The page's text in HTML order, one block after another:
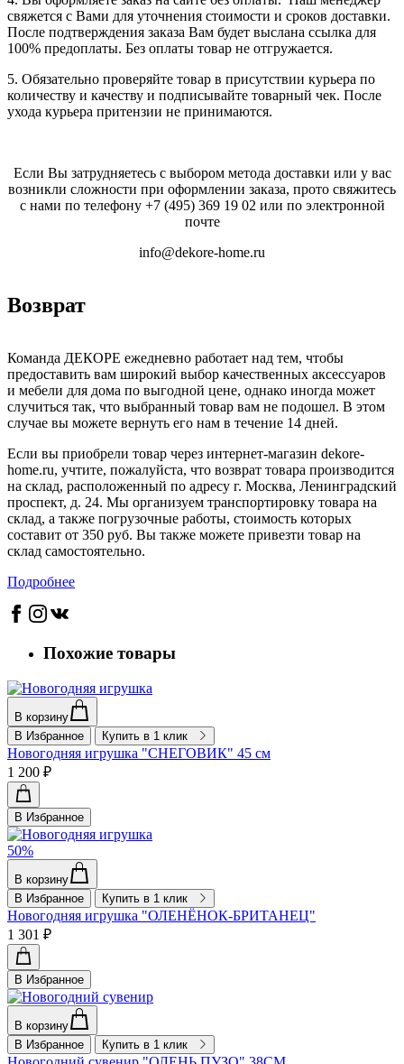
свяжется с Вами для уточнения стоимости и сроков доставки.
После подтверждения заказа Вам будет выслана ссылка для
100% предоплаты. Без оплаты товар не отгружается.
5. Обязательно проверяйте товар в присутствии курьера по
количеству и качеству и подписывайте товарный чек. После
ухода курьера притензии не принимаются.
Если Вы затрудняетесь с выбором метода доставки или у вас
возникли сложности при оформлении заказа, прото свяжитесь
с нами по телефону +7 (495) 369 19 02 или по электронной
почте
info@dekore-home.ru
Возврат
Команда ДЕКОРЕ ежедневно работает над тем, чтобы
предоставить вам широкий выбор качественных аксессуаров
и мебели для дома по выгодной цене, однако иногда может
случиться так, что выбранный товар вам не подошел. В этом
случае вы можете вернуть его нам в течение 14 дней.
Если вы приобрели товар через интернет-магазин dekore-
home.ru, учтите, пожалуйста, что возврат товара производится
на склад, расположенный по адресу г. Москва, Ленинградский
проспект, д. 24. Мы организуем транспортировку товара на
склад, а также погрузочные работы, стоимость которых
составит от 350 руб. Вы также можете привезти товар на
склад самостоятельно.
Подробнее
Похожие товары
В корзину
В Избранное
Купить в 1 клик
Новогодняя игрушка "СНЕГОВИК" 45 см
1 200 ₽
В Избранное
50%
В корзину
В Избранное
Купить в 1 клик
Новогодняя игрушка "ОЛЕНЁНОК-БРИТАНЕЦ"
1 301 ₽
В Избранное
В корзину
В Избранное
Купить в 1 клик